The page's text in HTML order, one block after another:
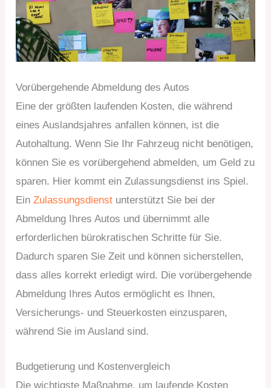
Vorübergehende Abmeldung des Autos
Eine der größten laufenden Kosten, die während
eines Auslandsjahres anfallen können, ist die
Autohaltung. Wenn Sie Ihr Fahrzeug nicht benötigen,
können Sie es vorübergehend abmelden, um Geld zu
sparen. Hier kommt ein Zulassungsdienst ins Spiel.
EinZulassungsdienst unterstützt Sie bei der
Abmeldung Ihres Autos und übernimmt alle
erforderlichen bürokratischen Schritte für Sie.
Dadurch sparen Sie Zeit und können sicherstellen,
dass alles korrekt erledigt wird. Die vorübergehende
Abmeldung Ihres Autos ermöglicht es Ihnen,
Versicherungs- und Steuerkosten einzusparen,
während Sie im Ausland sind.
Budgetierung und Kostenvergleich
Die wichtigste Maßnahme, um laufende Kosten